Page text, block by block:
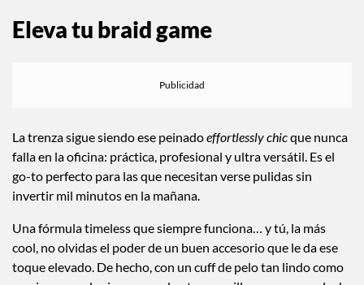
Eleva tu braid game
La trenza sigue siendo ese peinadoeffortlessly chicque nunca
falla en la oficina: práctica, profesional y ultra versátil. Es el
go-to perfecto para las que necesitan verse pulidas sin
invertir mil minutos en la mañana.
Una fórmula timeless que siempre funciona… y tú, la más
cool, no olvidas el poder de un buen accesorio que le da ese
toque elevado. De hecho, con un cuff de pelo tan lindo como